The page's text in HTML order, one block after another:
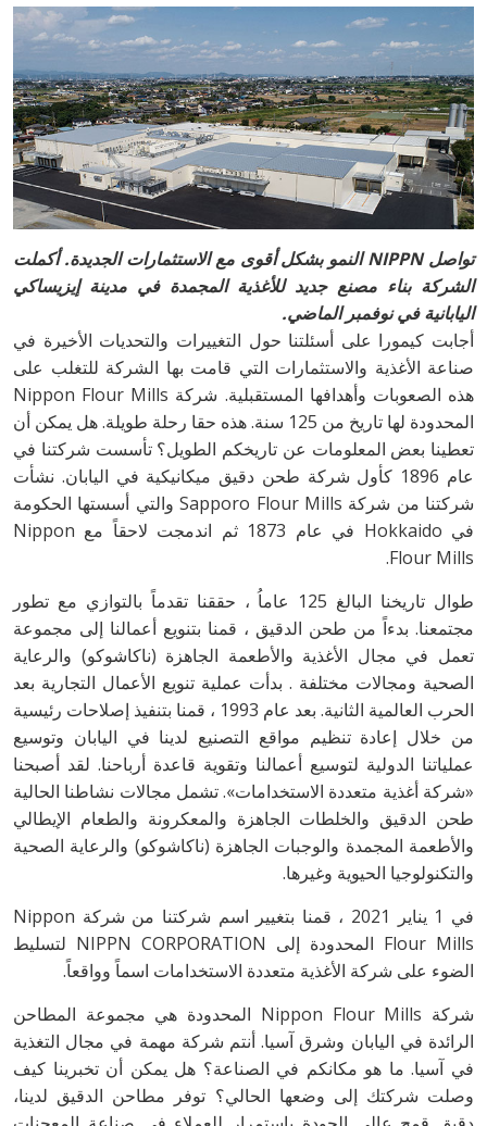
تواصل NIPPN النمو بشكل أقوى مع الاستثمارات الجديدة. أكملت
الشركة بناء مصنع جديد للأغذية المجمدة في مدينة إيزيساكي
اليابانية في نوفمبر الماضي.
أجابت كيمورا على أسئلتنا حول التغييرات والتحديات الأخيرة في
صناعة الأغذية والاستثمارات التي قامت بها الشركة للتغلب على
هذه الصعوبات وأهدافها المستقبلية. شركة Nippon Flour Mills
المحدودة لها تاريخ من 125 سنة. هذه حقا رحلة طويلة. هل يمكن أن
تعطينا بعض المعلومات عن تاريخكم الطويل؟ تأسست شركتنا في
عام 1896 كأول شركة طحن دقيق ميكانيكية في اليابان. نشأت
شركتنا من شركة Sapporo Flour Mills والتي أسستها الحكومة
في Hokkaido في عام 1873 ثم اندمجت لاحقاً مع Nippon
Flour Mills.
طوال تاريخنا البالغ 125 عاماُ ، حققنا تقدماً بالتوازي مع تطور
مجتمعنا. بدءاً من طحن الدقيق ، قمنا بتنويع أعمالنا إلى مجموعة
تعمل في مجال الأغذية والأطعمة الجاهزة (ناكاشوكو) والرعاية
الصحية ومجالات مختلفة . بدأت عملية تنويع الأعمال التجارية بعد
الحرب العالمية الثانية. بعد عام 1993 ، قمنا بتنفيذ إصلاحات رئيسية
من خلال إعادة تنظيم مواقع التصنيع لدينا في اليابان وتوسيع
عملياتنا الدولية لتوسيع أعمالنا وتقوية قاعدة أرباحنا. لقد أصبحنا
«شركة أغذية متعددة الاستخدامات». تشمل مجالات نشاطنا الحالية
طحن الدقيق والخلطات الجاهزة والمعكرونة والطعام الإيطالي
والأطعمة المجمدة والوجبات الجاهزة (ناكاشوكو) والرعاية الصحية
والتكنولوجيا الحيوية وغيرها.
في 1 يناير 2021 ، قمنا بتغيير اسم شركتنا من شركة Nippon
Flour Mills المحدودة إلى NIPPN CORPORATION لتسليط
الضوء على شركة الأغذية متعددة الاستخدامات اسماً وواقعاً.
شركة Nippon Flour Mills المحدودة هي مجموعة المطاحن
الرائدة في اليابان وشرق آسيا. أنتم شركة مهمة في مجال التغذية
في آسيا. ما هو مكانكم في الصناعة؟ هل يمكن أن تخبرينا كيف
وصلت شركتك إلى وضعها الحالي؟ توفر مطاحن الدقيق لدينا،